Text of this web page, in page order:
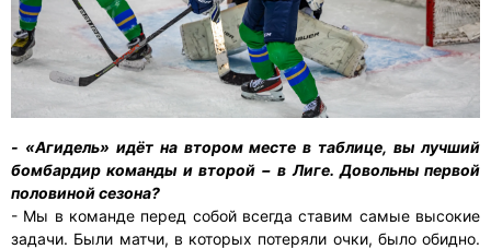
- «Агидель» идёт на втором месте в таблице, вы лучший
бомбардир команды и второй − в Лиге. Довольны первой
половиной сезона?
- Мы в команде перед собой всегда ставим самые высокие
задачи. Были матчи, в которых потеряли очки, было обидно.